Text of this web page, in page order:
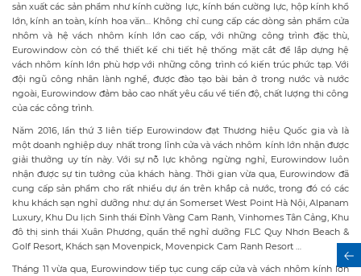
sản xuất các sản phẩm như kính cường lực, kính bán cường lực, hộp kính khổ
lớn, kính an toàn, kính hoa văn… Không chỉ cung cấp các dòng sản phẩm cửa
nhôm và hệ vách nhôm kính lớn cao cấp, với những công trình đặc thù,
Eurowindow còn có thể thiết kế chi tiết hệ thống mặt cắt để lắp dựng hệ
vách nhôm kính lớn phù hợp với những công trình có kiến trúc phức tạp. Với
đội ngũ công nhân lành nghề, được đào tạo bài bản ở trong nước và nước
ngoài, Eurowindow đảm bảo cao nhất yêu cầu về tiến độ, chất lượng thi công
của các công trình.
Năm 2016, lần thứ 3 liên tiếp Eurowindow đạt Thương hiệu Quốc gia và là
một doanh nghiệp duy nhất trong lĩnh cửa và vách nhôm kính lớn nhận được
giải thưởng uy tín này. Với sự nỗ lực không ngừng nghỉ, Eurowindow luôn
nhận được sự tin tưởng của khách hàng. Thời gian vừa qua, Eurowindow đã
cung cấp sản phẩm cho rất nhiều dự án trên khắp cả nước, trong đó có các
khu khách sạn nghỉ dưỡng như: dự án Somerset West Point Hà Nội, Alpanam
Luxury, Khu Du lịch Sinh thái Đỉnh Vàng Cam Ranh, Vinhomes Tân Cảng, Khu
đô thị sinh thái Xuân Phương, quần thể nghỉ dưỡng FLC Quy Nhơn Beach &
Golf Resort, Khách sạn Movenpick, Movenpick Cam Ranh Resort …
Tháng 11 vừa qua, Eurowindow tiếp tục cung cấp cửa và vách nhôm kính lớn